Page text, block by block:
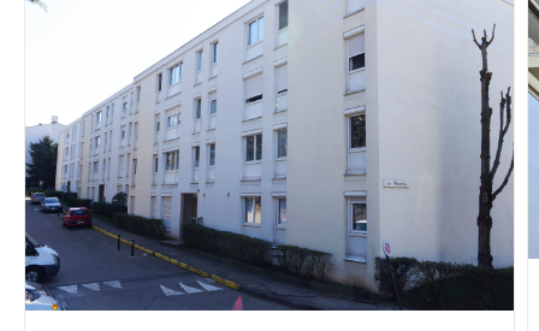
Vous recherchez&nbsp;:
Rechercher